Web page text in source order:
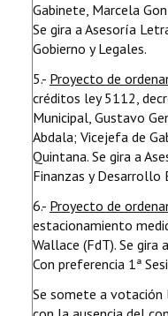
Gabinete, Marcela
Se gira a Asesoría
Gobierno y Legales.
5.- Proyecto de
créditos ley 5112,
Municipal, Gustavo
Abdala; Vicejefa de
Quintana. Se gira a
Finanzas y Desarrollo
6.- Proyecto de
estacionamiento
Wallace (FdT). Se gira
Con preferencia 1ª
Se somete a votación